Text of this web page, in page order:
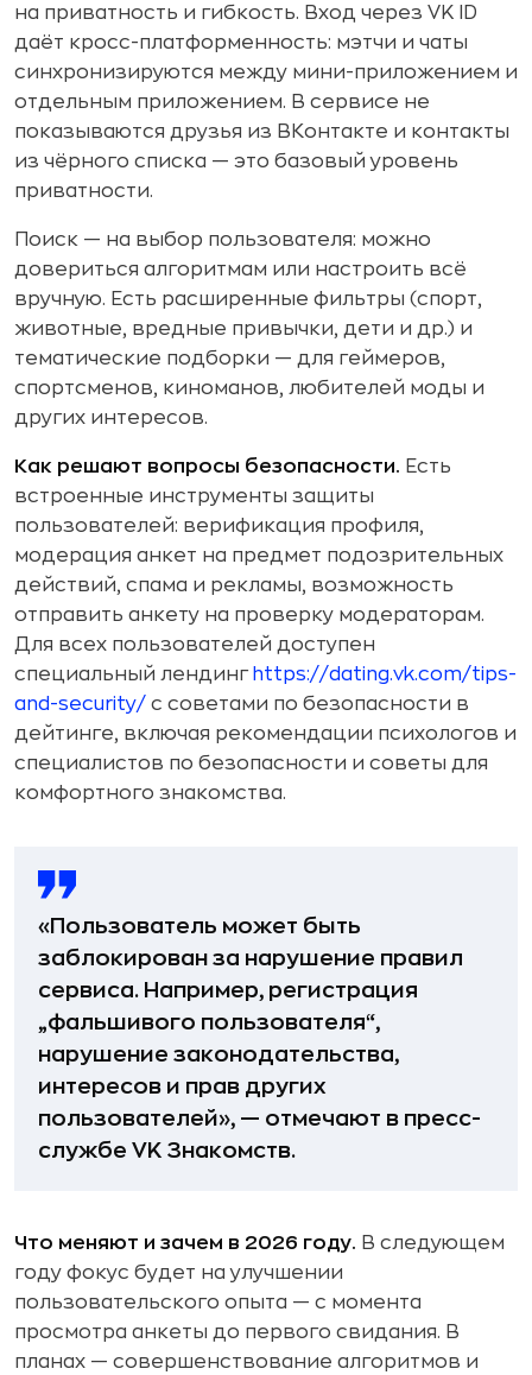
на приватность и гибкость. Вход через VK ID
даёт кросс-платформенность: мэтчи и чаты
синхронизируются между мини-приложением и
отдельным приложением. В сервисе не
показываются друзья из ВКонтакте и контакты
из чёрного списка — это базовый уровень
приватности.
Поиск — на выбор пользователя: можно
довериться алгоритмам или настроить всё
вручную. Есть расширенные фильтры (спорт,
животные, вредные привычки, дети и др.) и
тематические подборки — для геймеров,
спортсменов, киноманов, любителей моды и
других интересов.
Как решают вопросы безопасности. Есть
встроенные инструменты защиты
пользователей: верификация профиля,
модерация анкет на предмет подозрительных
действий, спама и рекламы, возможность
отправить анкету на проверку модераторам.
Для всех пользователей доступен
специальный лендингhttps://dating.vk.com/tips-
and-security/ с советами по безопасности в
дейтинге, включая рекомендации психологов и
специалистов по безопасности и советы для
комфортного знакомства.
«Пользователь может быть
заблокирован за нарушение правил
сервиса. Например, регистрация
„фальшивого пользователя“,
нарушение законодательства,
интересов и прав других
пользователей», — отмечают в пресс-
службе VK Знакомств.
Что меняют и зачем в 2026 году. В следующем
году фокус будет на улучшении
пользовательского опыта — с момента
просмотра анкеты до первого свидания. В
планах — совершенствование алгоритмов и